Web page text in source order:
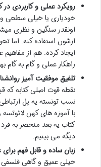
رویکرد عملی و کاربردی
خودیاری یا خیلی سطحی
اونقدر سنگین و نظری
ازشون استفاده کنه. اما
ایجاد کرده. هم از
راهکار عملی و گام به گام
تلفیق موفقیت آمیز
نقطه قوت اصلی کتابه که
نسب تونسته یه پل
با آموزه های کهن
کتاب یه بعد منحصر به
دیگه می بینیم.
زبان ساده و قابل فهم
خیلی عمیق و گاهی فلسفی